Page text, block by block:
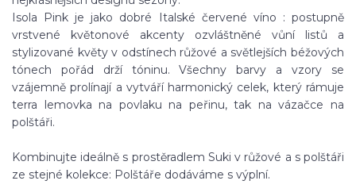
Isola Pink je jako dobré Italské červené víno : postupně
vrstvené květonové akcenty ozvláštněné vůní listů a
stylizované květy v odstínech růžové a světlejších béžových
tónech pořád drží tóninu. Všechny barvy a vzory se
vzájemně prolínají a vytváří harmonický celek, který rámuje
terra lemovka na povlaku na peřinu, tak na vázačce na
polštáři.
Kombinujte ideálně s prostěradlem Suki v růžové a s polštáři
ze stejné kolekce: Polštáře dodáváme s výplní.